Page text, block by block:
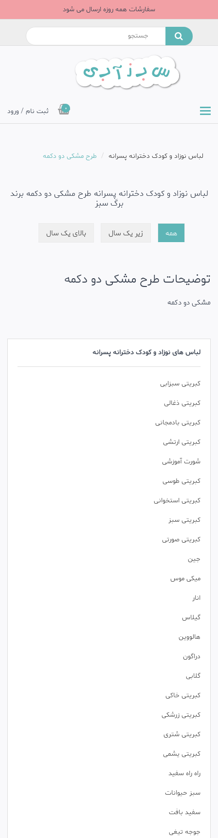
سفارشات همه روزه ارسال می شود
0 ثبت نام / ورود
لباس نوزاد و کودک دخترانه پسرانه طرح مشکی دو دکمه
لباس های نوزاد و کودک دخترانه پسرانه
کبریتی سبزابی
کبریتی ذغالی
کبریتی بادمجانی
کبریتی ارتشی
شورت آموزشی
کبریتی طوسی
کبریتی استخوانی
کبریتی سبز
کبریتی صورتی
جین
میکی موس
انار
گیلاس
هالووین
دراگون
گلابی
کبریتی خاکی
کبریتی زرشکی
کبریتی شتری
کبریتی یشمی
راه راه سفید
سبز حیوانات
سفید بافت
جوجه تیغی
لباس نوزاد و کودک دخترانه پسرانه طرح مشکی دو دکمه برند
برگ سبز
همه زیر یک سال بالای یک سال
توضیحات طرح مشکی دو دکمه
مشکی دو دکمه